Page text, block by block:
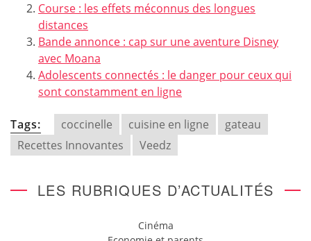
Course : les effets méconnus des longues
distances
Bande annonce : cap sur une aventure Disney
avec Moana
Adolescents connectés : le danger pour ceux qui
sont constamment en ligne
Tags: coccinelle cuisine en ligne
gateau
Recettes Innovantes
Veedz
LES RUBRIQUES D’ACTUALITÉS
Cinéma